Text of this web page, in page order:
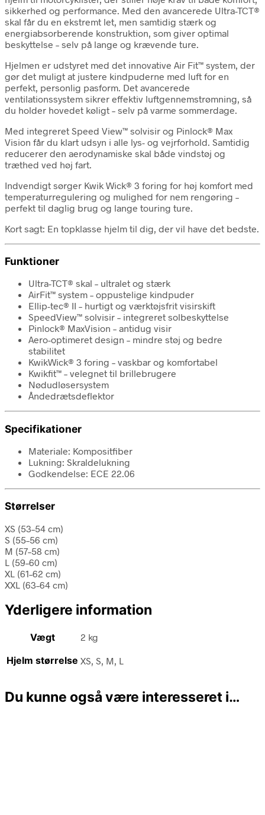
sikkerhed og performance. Med den avancerede Ultra-TCT®
skal får du en ekstremt let, men samtidig stærk og
energiabsorberende konstruktion, som giver optimal
beskyttelse – selv på lange og krævende ture.
Hjelmen er udstyret med det innovative Air Fit™ system, der
gør det muligt at justere kindpuderne med luft for en
perfekt, personlig pasform. Det avancerede
ventilationssystem sikrer effektiv luftgennemstrømning, så
du holder hovedet køligt – selv på varme sommerdage.
Med integreret Speed View™ solvisir og Pinlock® Max
Vision får du klart udsyn i alle lys- og vejrforhold. Samtidig
reducerer den aerodynamiske skal både vindstøj og
træthed ved høj fart.
Indvendigt sørger Kwik Wick® 3 foring for høj komfort med
temperaturregulering og mulighed for nem rengøring –
perfekt til daglig brug og lange touring ture.
Kort sagt: En topklasse hjelm til dig, der vil have det bedste.
Funktioner
Ultra-TCT® skal – ultralet og stærk
AirFit™ system – oppustelige kindpuder
Ellip-tec® II – hurtigt og værktøjsfrit visirskift
SpeedView™ solvisir – integreret solbeskyttelse
Pinlock® MaxVision – antidug visir
Aero-optimeret design – mindre støj og bedre
stabilitet
KwikWick® 3 foring – vaskbar og komfortabel
Kwikfit™ – velegnet til brillebrugere
Nødudløsersystem
Åndedrætsdeflektor
Specifikationer
Materiale: Kompositfiber
Lukning: Skraldelukning
Godkendelse: ECE 22.06
Størrelser
XS (53–54 cm)
S (55–56 cm)
M (57–58 cm)
L (59–60 cm)
XL (61–62 cm)
XXL (63–64 cm)
Yderligere information
Vægt 2 kg
Hjelm størrelse XS, S, M, L
Du kunne også være interesseret i…